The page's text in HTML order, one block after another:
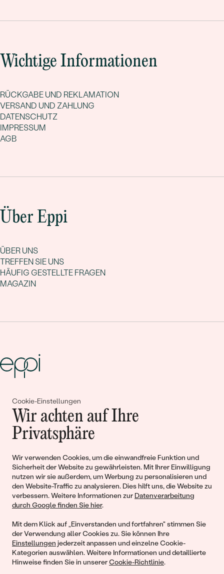
Cookie-Einstellungen
Wir achten auf Ihre
Privatsphäre
Wir verwenden Cookies, um die einwandfreie Funktion und
Sicherheit der Website zu gewährleisten. Mit Ihrer Einwilligung
nutzen wir sie außerdem, um Werbung zu personalisieren und
den Website-Traffic zu analysieren. Dies hilft uns, die Website zu
verbessern. Weitere Informationen zur Datenverarbeitung
durch Google finden Sie hier.
Mit dem Klick auf „Einverstanden und fortfahren" stimmen Sie
der Verwendung aller Cookies zu. Sie können Ihre
Einstellungen jederzeit anpassen und einzelne Cookie-
Kategorien auswählen. Weitere Informationen und detaillierte
Hinweise finden Sie in unsererCookie-Richtlinie.
Wichtige Informationen
RÜCKGABE UND REKLAMATION
VERSAND UND ZAHLUNG
DATENSCHUTZ
IMPRESSUM
AGB
Über Eppi
ÜBER UNS
TREFFEN SIE UNS
HÄUFIG GESTELLTE FRAGEN
MAGAZIN
Gemeinsam erschaffen wir
Geschichten von Schönheit und
Liebe
Begleiten Sie uns!
© 2011 - 2026, Eppi.de